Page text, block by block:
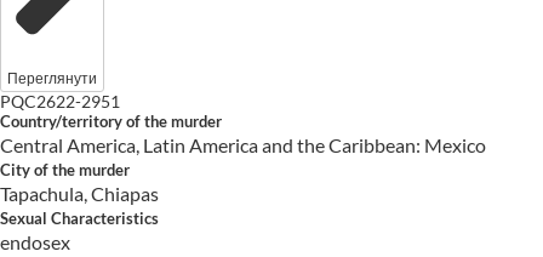
Переглянути
PQC2622-2951
Country/territory of the murder
Central America, Latin America and the Caribbean: Mexico
City of the murder
Tapachula, Chiapas
Sexual Characteristics
endosex